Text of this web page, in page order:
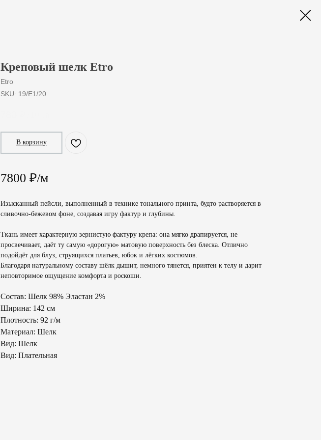
Креповый шелк Etro
Etro
SKU: 19/E1/20
В корзину
7800 ₽/м
Изысканный пейсли, выполненный в технике тонального принта, будто растворяется в
сливочно-бежевом фоне, создавая игру фактур и глубины.
Ткань имеет характерную зернистую фактуру крепа: она мягко драпируется, не
просвечивает, даёт ту самую «дорогую» матовую поверхность без блеска. Отлично
подойдёт для блуз, струящихся платьев, юбок и лёгких костюмов.
Благодаря натуральному составу шёлк дышит, немного тянется, приятен к телу и дарит
неповторимое ощущение комфорта и роскоши.
Состав: Шелк 98% Эластан 2%
Ширина: 142 см
Плотность: 92 г/м
Материал: Шелк
Вид: Шелк
Вид: Плательная